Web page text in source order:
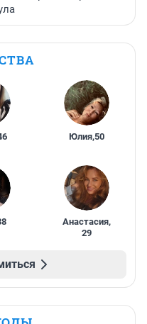
Юлия,50
Анастасия,
29